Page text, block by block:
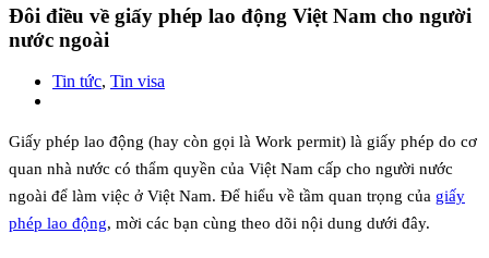
Đôi điều về giấy phép lao động Việt Nam cho người
nước ngoài
Tin tức, Tin visa
Giấy phép lao động (hay còn gọi là Work permit) là giấy phép do cơ
quan nhà nước có thẩm quyền của Việt Nam cấp cho người nước
ngoài để làm việc ở Việt Nam. Để hiểu về tầm quan trọng của giấy
phép lao động, mời các bạn cùng theo dõi nội dung dưới đây.